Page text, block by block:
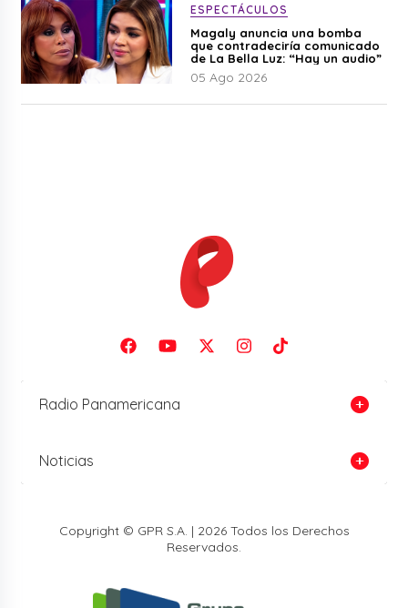
ESPECTÁCULOS
Magaly anuncia una bomba
que contradeciría comunicado
de La Bella Luz: “Hay un audio”
05 Ago 2026
Radio Panamericana
Noticias
Copyright © GPR S.A. | 2026 Todos los Derechos
Reservados.